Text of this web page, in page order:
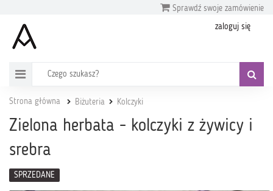
Sprawdź swoje zamówienie
zaloguj się
Strona główna Biżuteria Kolczyki
Zielona herbata - kolczyki z żywicy i
srebra
SPRZEDANE